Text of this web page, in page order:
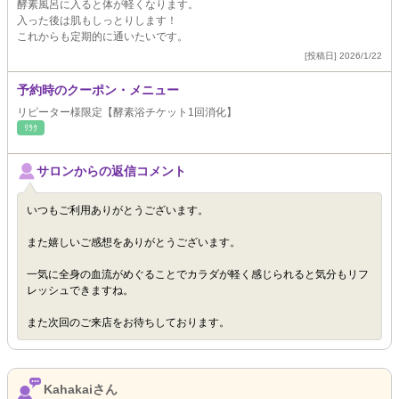
酵素風呂に入ると体が軽くなります。
入った後は肌もしっとりします！
これからも定期的に通いたいです。
[投稿日] 2026/1/22
予約時のクーポン・メニュー
リピーター様限定【酵素浴チケット1回消化】
ﾘﾗｸ
サロンからの返信コメント
いつもご利用ありがとうございます。
また嬉しいご感想をありがとうございます。
一気に全身の血流がめぐることでカラダが軽く感じられると気分もリフ
レッシュできますね。
また次回のご来店をお待ちしております。
Kahakaiさん